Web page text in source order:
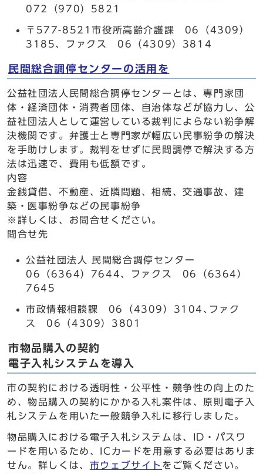
072（970）5821
〒577-8521市役所高齢介護課 06（4309）
3185、ファクス 06（4309）3814
民間総合調停センターの活用を
公益社団法人民間総合調停センターとは、専門家団
体・経済団体・消費者団体、自治体などが協力し、公
益社団法人として運営している裁判によらない紛争解
決機関です。弁護士と専門家が幅広い民事紛争の解決
を手助けします。裁判をせずに民間調停で解決する方
法は迅速で、費用も低額です。
内容
金銭貸借、不動産、近隣問題、相続、交通事故、建
築・医事紛争などの民事紛争
※詳しくは、お問合せください。
問合せ先
公益社団法人 民間総合調停センター
06（6364）7644、ファクス 06（6364）
7645
市政情報相談課 06（4309）3104､ファク
ス 06（4309）3801
市物品購入の契約
電子入札システムを導入
市の契約における透明性・公平性・競争性の向上のた
め、物品購入の契約にかかる入札案件は、原則電子入
札システムを用いた一般競争入札に移行しました。
物品購入における電子入札システムは、ID・パスワ
ードを用いるため、ICカードを用意する必要はありま
せん。詳しくは、 市ウェブサイト をご覧ください。